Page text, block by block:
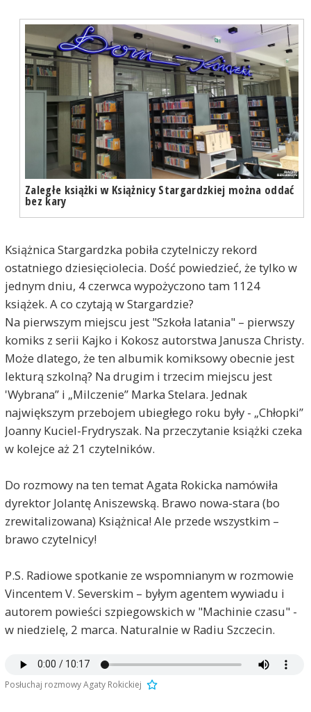
Zaległe książki w Książnicy Stargardzkiej można oddać
bez kary
Książnica Stargardzka pobiła czytelniczy rekord
ostatniego dziesięciolecia. Dość powiedzieć, że tylko w
jednym dniu, 4 czerwca wypożyczono tam 1124
książek. A co czytają w Stargardzie?
Na pierwszym miejscu jest "Szkoła latania" – pierwszy
komiks z serii Kajko i Kokosz autorstwa Janusza Christy.
Może dlatego, że ten albumik komiksowy obecnie jest
lekturą szkolną? Na drugim i trzecim miejscu jest
'Wybrana” i „Milczenie” Marka Stelara. Jednak
największym przebojem ubiegłego roku były - „Chłopki”
Joanny Kuciel-Frydryszak. Na przeczytanie książki czeka
w kolejce aż 21 czytelników.
Do rozmowy na ten temat Agata Rokicka namówiła
dyrektor Jolantę Aniszewską. Brawo nowa-stara (bo
zrewitalizowana) Książnica! Ale przede wszystkim –
brawo czytelnicy!
P.S. Radiowe spotkanie ze wspomnianym w rozmowie
Vincentem V. Severskim – byłym agentem wywiadu i
autorem powieści szpiegowskich w "Machinie czasu" -
w niedzielę, 2 marca. Naturalnie w Radiu Szczecin.
Posłuchaj rozmowy Agaty Rokickiej